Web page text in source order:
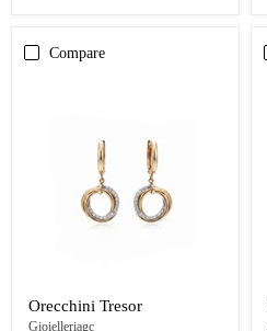
Compare
Orecchini Tresor
Gioielleriagc